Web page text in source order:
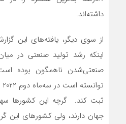
داشته‌‌‌اند.
از سوی دیگر، یافته‌‌‌های این
اینکه رشد تولید صنعتی در
صنعتی‌شدن ناهمگون بوده
ثبت کند. گرچه این کشورها
جهان دارند، ولی کشورهای این